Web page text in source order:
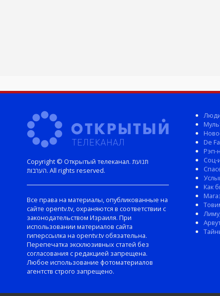
Copyright © Открытый телеканал. תנועת
הערבות. All rights reserved.
Все права на материалы, опубликованные на
сайте opentv.tv, охраняются в соответствии с
законодательством Израиля. При
использовании материалов сайта
гиперссылка на opentv.tv обязательна.
Перепечатка эксклюзивных статей без
согласования с редакцией запрещена.
Любое использование фотоматериалов
агентств строго запрещено.
De
Рэп-
Соц-
Как